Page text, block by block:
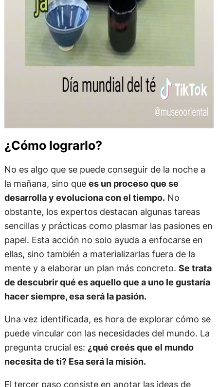
¿Cómo lograrlo?
No es algo que se puede conseguir de la noche a
la mañana, sino que es un proceso que se
desarrolla y evoluciona con el tiempo.No
obstante, los expertos destacan algunas tareas
sencillas y prácticas como plasmar las pasiones en
papel. Esta acción no solo ayuda a enfocarse en
ellas, sino también a materializarlas fuera de la
mente y a elaborar un plan más concreto. Se trata
de descubrir qué es aquello que a uno le gustaría
hacer siempre, esa será la pasión.
Una vez identificada, es hora de explorar cómo se
puede vincular con las necesidades del mundo. La
pregunta crucial es: ¿qué creés que el mundo
necesita de ti? Esa será la misión.
El tercer paso consiste en anotar las ideas de